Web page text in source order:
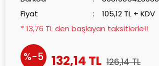
Fiyat
105,12 TL + KDV
* 13,76 TL den başlayan taksitlerle!!
%-5 132,14 TL 126,14 TL